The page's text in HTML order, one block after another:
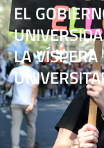
EL
LA